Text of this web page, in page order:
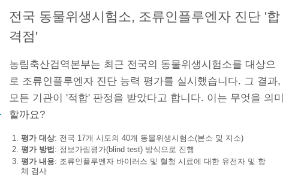
전국 동물위생시험소, 조류인플루엔자 진단 '합
격점'
농림축산검역본부는 최근 전국의 동물위생시험소를 대상으
로 조류인플루엔자 진단 능력 평가를 실시했습니다. 그 결과,
모든 기관이 '적합' 판정을 받았다고 합니다. 이는 무엇을 의미
할까요?
평가 대상: 전국 17개 시도의 40개 동물위생시험소(본소 및 지소)
평가 방법 : 정보가림평가(blind test) 방식으로 진행
평가 내용: 조류인플루엔자 바이러스 및 혈청 시료에 대한 유전자 및 항
체 검사